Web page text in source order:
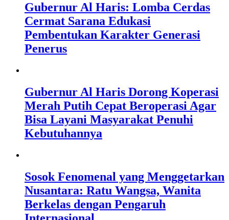
Gubernur Al Haris: Lomba Cerdas
Cermat Sarana Edukasi
Pembentukan Karakter Generasi
Penerus
Gubernur Al Haris Dorong Koperasi
Merah Putih Cepat Beroperasi Agar
Bisa Layani Masyarakat Penuhi
Kebutuhannya
Sosok Fenomenal yang Menggetarkan
Nusantara: Ratu Wangsa, Wanita
Berkelas dengan Pengaruh